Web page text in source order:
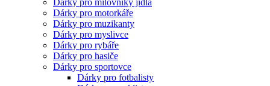
Dárky pro motorkáře
Dárky pro muzikanty
Dárky pro myslivce
Dárky pro rybáře
Dárky pro hasiče
Dárky pro sportovce
Dárky pro fotbalisty